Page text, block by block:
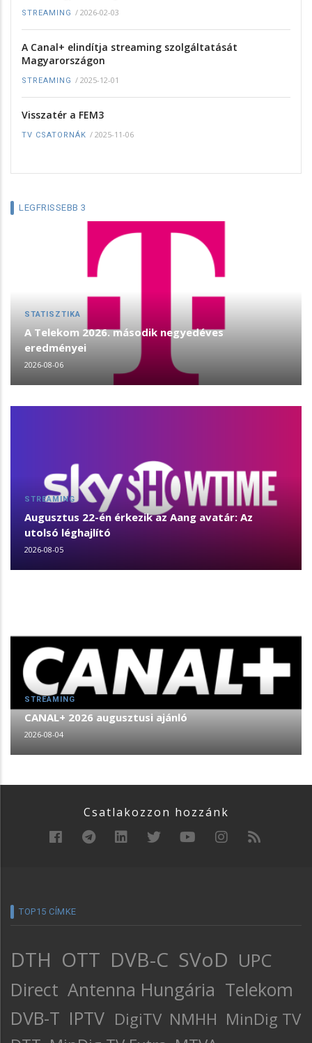
STREAMING / 2026-02-03
A Canal+ elindítja streaming szolgáltatását
Magyarországon
STREAMING / 2025-12-01
Visszatér a FEM3
TV CSATORNÁK / 2025-11-06
LEGFRISSEBB 3
STATISZTIKA
A Telekom 2026. második negyedéves
eredményei
2026-08-06
STREAMING
Augusztus 22-én érkezik az Aang avatár: Az
utolsó léghajlító
2026-08-05
STREAMING
CANAL+ 2026 augusztusi ajánló
2026-08-04
Csatlakozzon hozzánk
TOP15 CÍMKE
DTH OTT DVB-C SVoD UPC
Direct Antenna Hungária Telekom
DVB-T IPTV DigiTV NMHH MinDig TV